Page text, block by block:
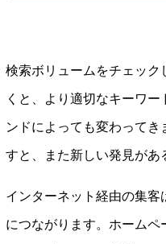
検索ボリュームをチェック
くと、より適切なキーワ
ンドによっても変わって
すと、また新しい発見があ
インターネット経由の集
につながります。ホームペ